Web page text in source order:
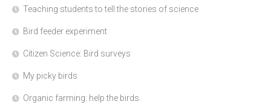
Teaching students to tell the stories of science
Bird feeder experiment
Citizen Science: Bird surveys
My picky birds
Organic farming: help the birds.